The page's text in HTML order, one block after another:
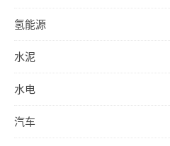
氢能源
水泥
水电
汽车